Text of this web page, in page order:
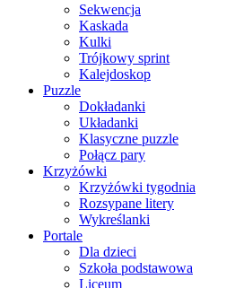
Sekwencja
Kaskada
Kulki
Trójkowy sprint
Kalejdoskop
Puzzle
Dokładanki
Układanki
Klasyczne puzzle
Połącz pary
Krzyżówki
Krzyżówki tygodnia
Rozsypane litery
Wykreślanki
Portale
Dla dzieci
Szkoła podstawowa
Liceum